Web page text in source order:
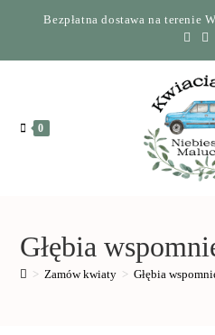
Bezpłatna dostawa na terenie
0
Głębia
> Zamów kwiaty > Głębia